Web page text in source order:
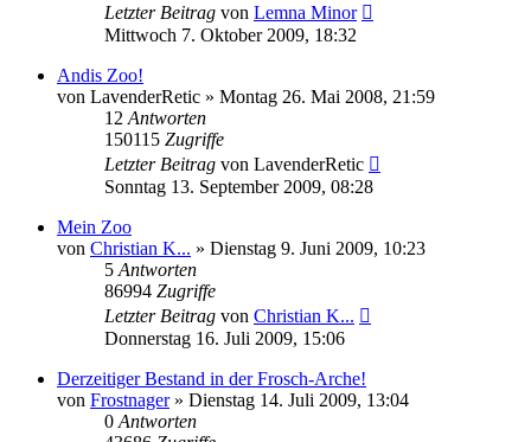
Letzter Beitrag von Lemna Minor
Mittwoch 7. Oktober 2009, 18:32
Andis Zoo!
von LavenderRetic » Montag 26. Mai 2008, 21:59
12 Antworten
150115 Zugriffe
Letzter Beitrag von LavenderRetic
Sonntag 13. September 2009, 08:28
Mein Zoo
von Christian K... » Dienstag 9. Juni 2009, 10:23
5 Antworten
86994 Zugriffe
Letzter Beitrag von Christian K...
Donnerstag 16. Juli 2009, 15:06
Derzeitiger Bestand in der Frosch-Arche!
von Frostnager» Dienstag 14. Juli 2009, 13:04
0 Antworten